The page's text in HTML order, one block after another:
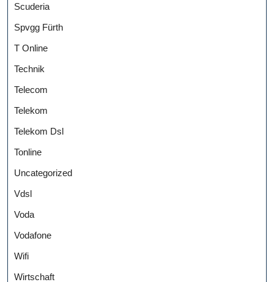
Scuderia
Spvgg Fürth
T Online
Technik
Telecom
Telekom
Telekom Dsl
Tonline
Uncategorized
Vdsl
Voda
Vodafone
Wifi
Wirtschaft